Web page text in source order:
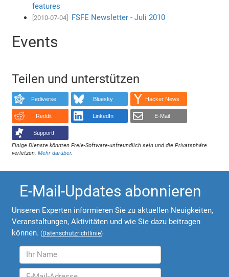
features
[2010-07-04] FSFE Newsletter - Juli 2010
Events
Teilen und unterstützen
Fediverse Bluesky Hacker News
Reddit LinkedIn E-Mail
Support!
Einige Dienste könnten Freie-Software-unfreundlich sein und die Privatsphäre
verletzen.Mehr darüber.
E-Mail-Updates abonnieren
Unseren Experten informieren Sie zu aktuellen Neuigkeiten,
Veranstaltungen, Aktivitäten und wie Sie dazu beitragen
können. (Datenschutzrichtlinie)